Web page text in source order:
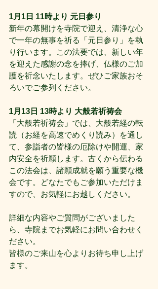
1月1日 11時より 元日参り
新年の幕開けを寺院で迎え、清浄な心
で一年の無事を祈る「元日参り」を執
り行います。この法要では、新しい年
を迎えた感謝の念を捧げ、仏様のご加
護を祈念いたします。ぜひご家族おそ
ろいでご参列ください。
1月13日 13時より 大般若祈祷会
「大般若祈祷会」では、大般若経の転
読（お経を高速でめくり読み）を通し
て、参詣者の皆様の厄除けや開運、家
内安全を祈願します。古くから伝わる
この法会は、諸願成就を願う重要な機
会です。どなたでもご参加いただけま
すので、お気軽にお越しください。
詳細な内容やご質問がございました
ら、寺院までお気軽にお問い合わせく
ださい。
皆様のご来山を心よりお待ち申し上げ
ます。